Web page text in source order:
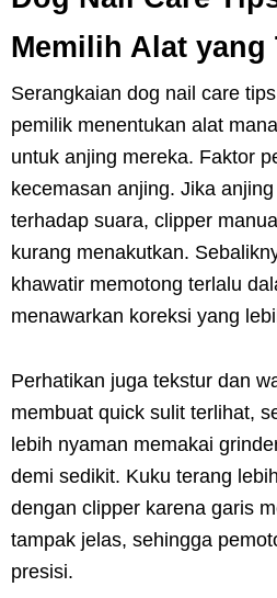
Memilih Alat yang
Serangkaian dog nail care
pemilik menentukan alat
untuk anjing mereka. Faktor
kecemasan anjing. Jika
terhadap suara, clipper
kurang menakutkan.
khawatir memotong terlalu
menawarkan koreksi yang
Perhatikan juga tekstur dan
membuat quick sulit terlihat,
lebih nyaman memakai
demi sedikit. Kuku terang
dengan clipper karena garis
tampak jelas, sehingga
presisi.